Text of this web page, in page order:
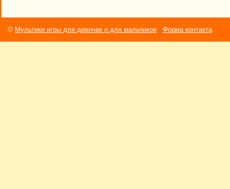
© Мультики игры для девочек и для мальчиков Форма контакта